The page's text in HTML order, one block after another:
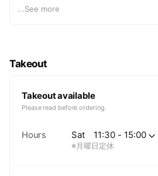
のご来店をお待ちしております。
...See more
Takeout
Takeout available
Please read before ordering.
Hours Sat 11:30 - 15:00
※月曜日定休